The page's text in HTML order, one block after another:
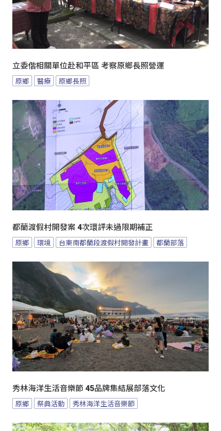
立委偕相關單位赴和平區 考察原鄉長照營運
原鄉 醫療 原鄉長照
都蘭渡假村開發案 4次環評未過限期補正
原鄉 環境 台東南都蘭段渡假村開發計畫 都蘭部落
秀林海洋生活音樂節 45品牌集結展部落文化
原鄉 祭典活動 秀林海洋生活音樂節